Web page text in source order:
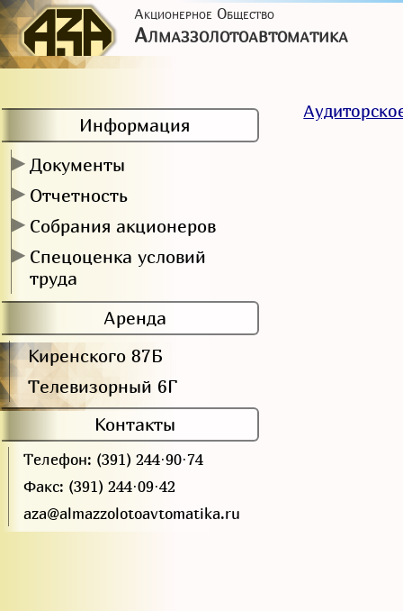
Акционерное Общество
Алмаззолотоавтоматика
Информация
Документы
▶
Отчетность
▶
Собрания акционеров
▶
Спецоценка условий
труда
▶
Аренда
Киренского 87Б
Телевизорный 6Г
Контакты
Телефон: (391) 244·90·74
Факс: (391) 244·09·42
aza@almazzolotoavtomatika.ru